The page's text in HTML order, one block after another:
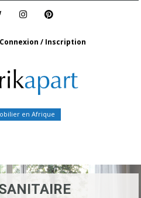
Connexion / Inscription
en Afrique